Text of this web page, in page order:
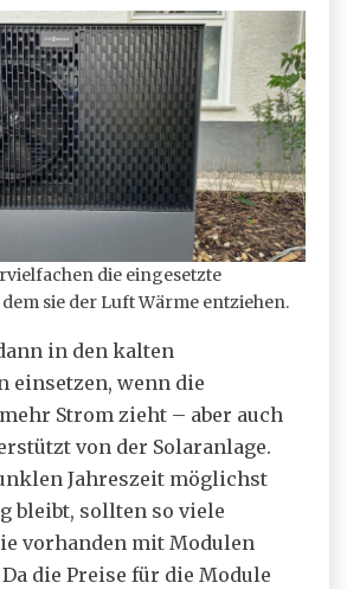
die eingesetzte
sie der Luft Wärme entziehen.
in den kalten
einsetzen, wenn die
Strom zieht – aber auch
von der Solaranlage.
Jahreszeit möglichst
bleibt, sollten so viele
vorhanden mit Modulen
die Preise für die Module